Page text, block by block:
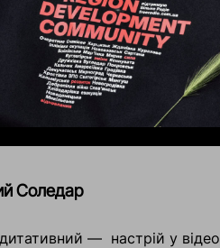
Соледар
— настрій у відео